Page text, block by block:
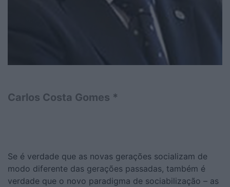
Carlos Costa Gomes *
Se é verdade que as novas gerações socializam de
modo diferente das gerações passadas, também é
verdade que o novo paradigma de sociabilização – as